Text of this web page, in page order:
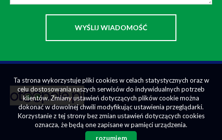
Ta strona wykorzystuje pliki cookies w celach statystycznych oraz w
celu dostosowania naszych serwisów do indywidualnych potrzeb
klientów. Zmiany ustawień dotyczących plików cookie można
dokonać w dowolnej chwili modyfikując ustawienia przeglądarki.
Korzystanie z tej strony bez zmian ustawień dotyczących cookies
oznacza, że będą one zapisane w pamięci urządzenia.
rozumiem